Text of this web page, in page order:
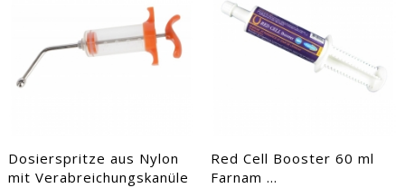
Dosierspritze aus Nylon
mit Verabreichungskanüle
Red Cell Booster 60 ml
Farnam ...